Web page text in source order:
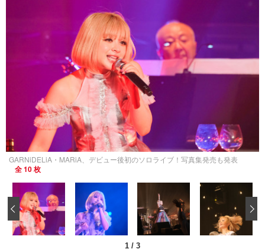
GARNiDELiA・MARiA、デビュー後初のソロライブ！写真集発売も発表
全 10 枚
1 / 3
‹